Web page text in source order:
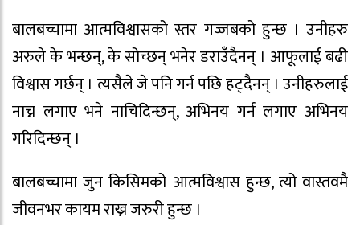
बालबच्चामा आत्मविश्वासको स्तर गज्जबको हुन्छ । उनीहरु
अरुले के भन्छन्, के सोच्छन् भनेर डराउँदैनन् । आफूलाई बढी
विश्वास गर्छन् । त्यसैले जे पनि गर्न पछि हट्दैनन् । उनीहरुलाई
नाच्न लगाए भने नाचिदिन्छन्, अभिनय गर्न लगाए अभिनय
गरिदिन्छन् ।
बालबच्चामा जुन किसिमको आत्मविश्वास हुन्छ, त्यो वास्तवमै
जीवनभर कायम राख्न जरुरी हुन्छ ।